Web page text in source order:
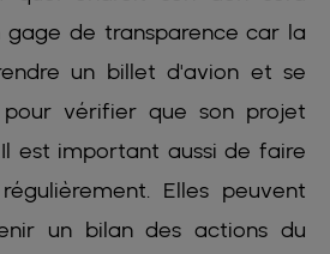
gage de transparence car la
un billet d'avion et se
vérifier que son projet
est important aussi de faire
régulièrement. Elles peuvent
un bilan des actions du